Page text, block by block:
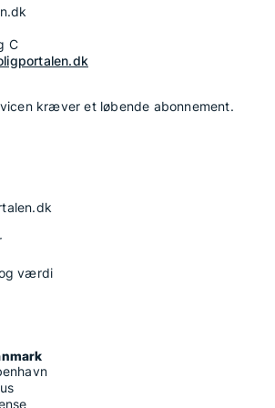
C
kræver et løbende abonnement.
værdi